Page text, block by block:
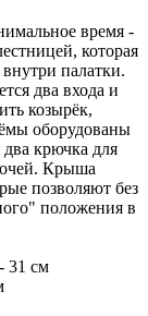
время -
которая
палатки.
два входа и
козырёк,
оборудованы
крючка для
Крыша
позволяют без
положения в
31 см